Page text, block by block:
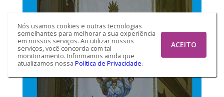
Nós usamos cookies e outras tecnologias
semelhantes para melhorar a sua experiência
em nossos serviços. Ao utilizar nossos
serviços, você concorda com tal
monitoramento. Informamos ainda que
atualizamos nossa Política de Privacidade.
ACEITO